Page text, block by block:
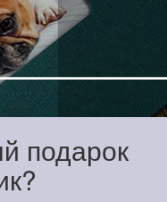
подарок